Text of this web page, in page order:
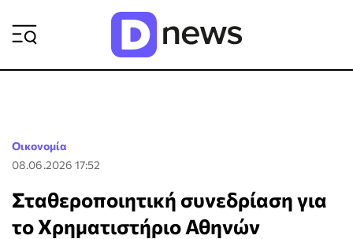
Οικονομία
08.06.2026 17:52
Σταθεροποιητική συνεδρίαση για
το Χρηματιστήριο Αθηνών